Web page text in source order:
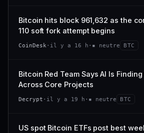
Bitcoin hits block 961,632 as the
110 soft fork attempt begins
CoinDesk · il y a 16 h · ▪ neutre BTC
Bitcoin Red Team Says AI Is
Across Core Projects
Decrypt · il y a 19 h · ▪ neutre BTC
US spot Bitcoin ETFs post best